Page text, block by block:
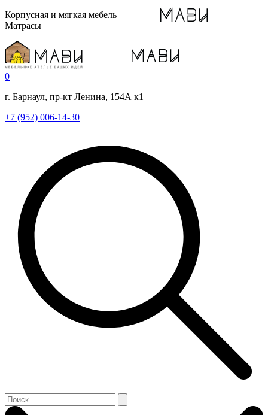
Корпусная и мягкая мебель
Матрасы
0
г. Барнаул, пр-кт Ленина, 154А к1
+7 (952) 006-14-30